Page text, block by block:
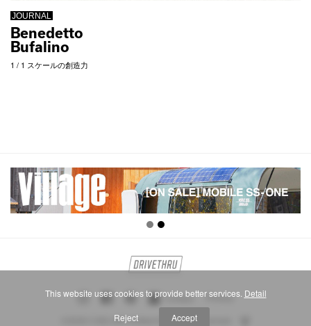
JOURNAL
Benedetto
Bufalino
1 / 1 スケールの創造力
Contact Privacy
©2026 CAELUM Limited All Rights Reserved.
This website uses cookies to provide better services. Detail
Reject Accept